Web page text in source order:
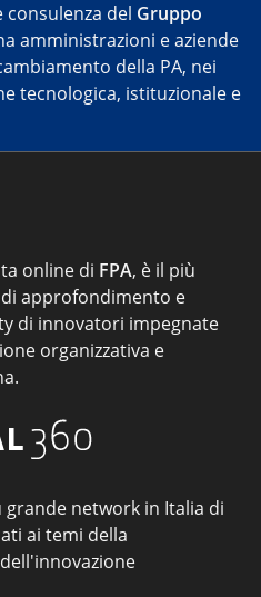
consulenza del Gruppo
amministrazioni e aziende
della PA, nei
tecnologica, istituzionale e
online di FPA, è il più
approfondimento e
di innovatori impegnate
organizzativa e
grande network in Italia di
ai temi della